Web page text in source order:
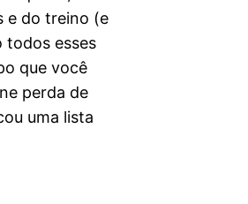
e do treino (e
todos esses
que você
perda de
uma lista